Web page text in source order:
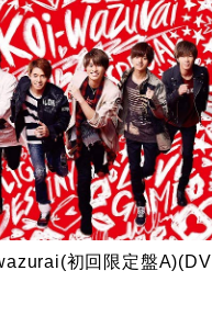
初回限定盤A)(DV